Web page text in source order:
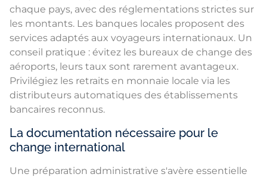
chaque pays, avec des réglementations strictes sur
les montants. Les banques locales proposent des
services adaptés aux voyageurs internationaux. Un
conseil pratique : évitez les bureaux de change des
aéroports, leurs taux sont rarement avantageux.
Privilégiez les retraits en monnaie locale via les
distributeurs automatiques des établissements
bancaires reconnus.
La documentation nécessaire pour le
change international
Une préparation administrative s'avère essentielle